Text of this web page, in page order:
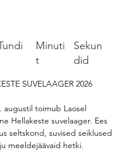
Sekun
did
Minuti
t
SUVELAAGER 2026
augustil toimub Laosel
Hellakeste suvelaager. Ees
seltskond, suvised seiklused
meeldejäävaid hetki.